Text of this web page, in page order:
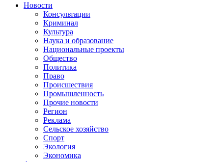
Новости
Консультации
Криминал
Культура
Наука и образование
Национальные проекты
Общество
Политика
Право
Происшествия
Промышленность
Прочие новости
Регион
Реклама
Сельское хозяйство
Спорт
Экология
Экономика